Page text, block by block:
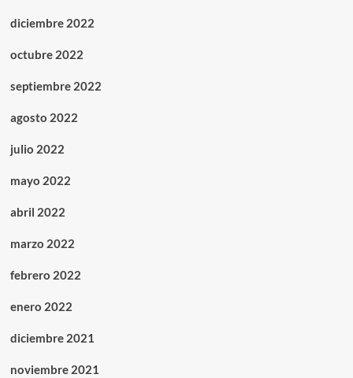
diciembre 2022
octubre 2022
septiembre 2022
agosto 2022
julio 2022
mayo 2022
abril 2022
marzo 2022
febrero 2022
enero 2022
diciembre 2021
noviembre 2021